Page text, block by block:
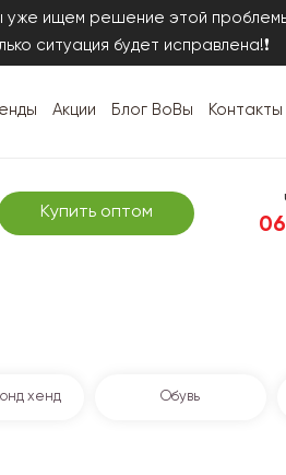
уже ищем решение этой проблемы
ситуация будет исправлена!❗
Акции Блог ВоВы Контакты
Купить оптом
хенд Обувь